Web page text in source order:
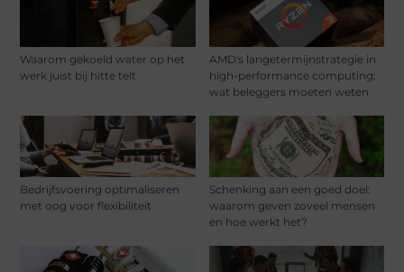
Waarom gekoeld water op het
werk juist bij hitte telt
AMD's langetermijnstrategie in
high-performance computing:
wat beleggers moeten weten
Bedrijfsvoering optimaliseren
met oog voor flexibiliteit
Schenking aan een goed doel:
waarom geven zoveel mensen
en hoe werkt het?